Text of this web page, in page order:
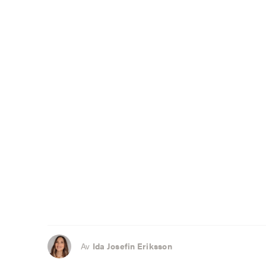
Av Ida Josefin Eriksson